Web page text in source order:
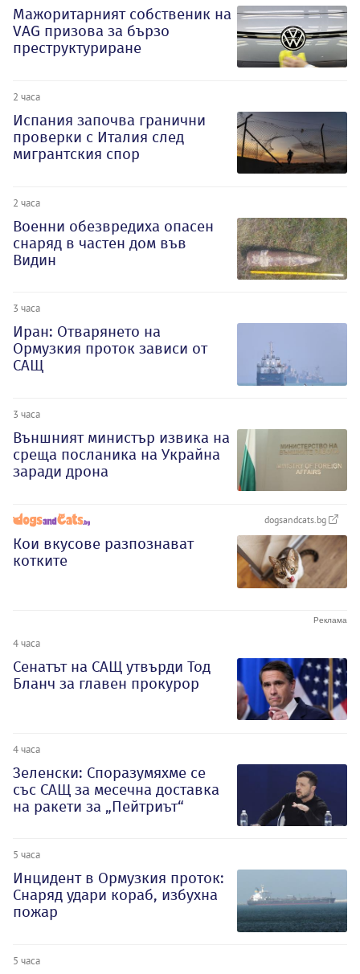
Мажоритарният собственик на
VAG призова за бързо
преструктуриране
2 часа
Испания започва гранични
проверки с Италия след
мигрантския спор
2 часа
Военни обезвредиха опасен
снаряд в частен дом във
Видин
3 часа
Иран: Отварянето на
Ормузкия проток зависи от
САЩ
3 часа
Външният министър извика на
среща посланика на Украйна
заради дрона
dogsandcats.bg
Кои вкусове разпознават
котките
4 часа
Сенатът на САЩ утвърди Тод
Бланч за главен прокурор
4 часа
Зеленски: Споразумяхме се
със САЩ за месечна доставка
на ракети за „Пейтриът“
5 часа
Инцидент в Ормузкия проток:
Снаряд удари кораб, избухна
пожар
5 часа